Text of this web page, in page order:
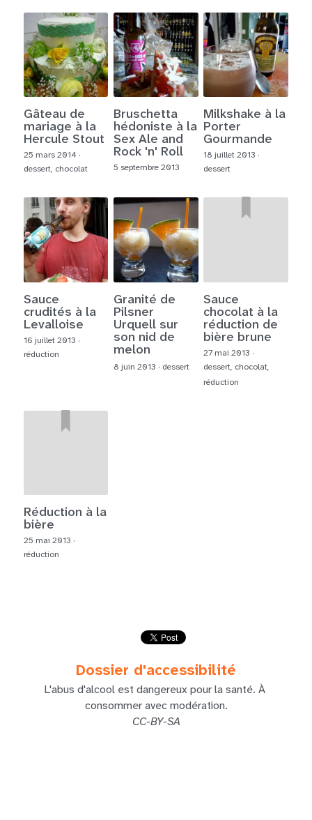
Gâteau de
mariage à la
Hercule Stout
25 mars 2014 ·
dessert, chocolat
Bruschetta
hédoniste à la
Sex Ale and
Rock 'n' Roll
5 septembre 2013
Milkshake à la
Porter
Gourmande
18 juillet 2013 ·
dessert
Sauce
crudités à la
Levalloise
16 juillet 2013 ·
réduction
Granité de
Pilsner
Urquell sur
son nid de
melon
8 juin 2013 · dessert
Sauce
chocolat à la
réduction de
bière brune
27 mai 2013 ·
dessert, chocolat,
réduction
Réduction à la
bière
25 mai 2013 ·
réduction
Dossier d'accessibilité
L'abus d'alcool est dangereux pour la santé. À
consommer avec modération.
CC-BY-SA